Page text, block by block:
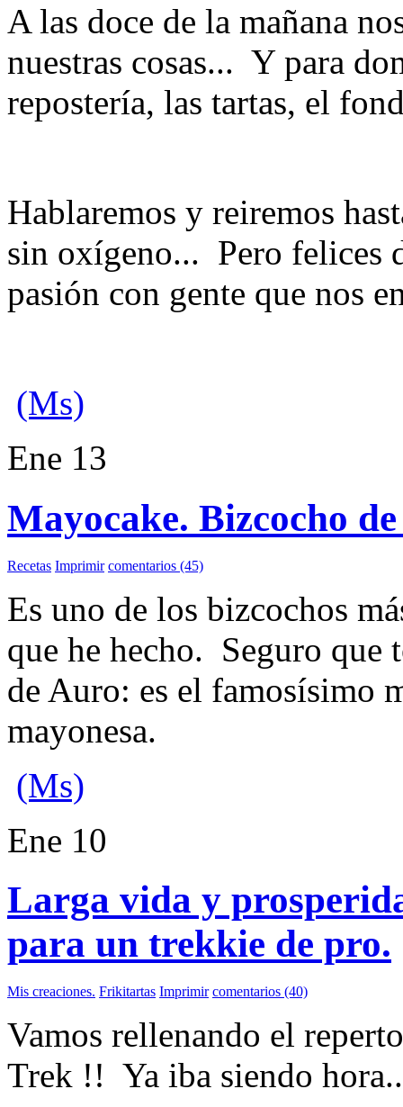
A las doce de la mañana
nuestras cosas... Y para
repostería, las tartas, el
Hablaremos y reiremos
sin oxígeno... Pero felices
pasión con gente que nos
(Ms)
Ene 13
Mayocake. Bizcocho
Recetas Imprimir comentarios (45)
Es uno de los bizcochos
que he hecho. Seguro
de Auro: es el famosísimo
mayonesa.
(Ms)
Ene 10
Larga vida y
para un trekkie de pro.
Mis creaciones. Frikitartas Imprimir comentarios (40)
Vamos rellenando el
Trek !! Ya iba siendo